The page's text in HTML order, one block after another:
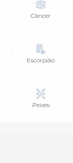
Câncer
Escorpião
Peixes